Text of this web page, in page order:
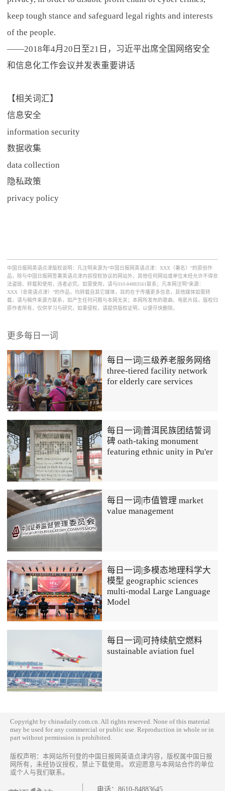
keep tough stance and safeguard legal rights and interests
of the people.
——2018年4月20日至21日，习近平出席全国网络安全
和信息化工作会议并发表重要讲话
【相关词汇】
信息安全
information security
数据收集
data collection
隐私政策
privacy policy
中国日报网英语点津版权说明：凡注明来源为“中国日报网英语点津：XXX（署名）”的原创作
品，除与中国日报网签署英语点津内容授权协议的网站外，其他任何网站或单位未经允许不得非
法盗链、转载和使用，违者必究。如需使用，请与010-84883561联系；凡本网注明“来源：
XXX（非英语点津）”的作品，均转载自其它媒体，目的在于传播更多信息，其他媒体如需转
载，请与稿件来源方联系，如产生任何问题与本网无关；本网所发布的歌曲、电影片段，版权归
原作者所有，仅供学习与研究，如果侵权，请提供版权证明，以便尽快删除。
更多每日一词
每日一词|三级养老服务网络
three-tiered facility network
for elderly care services
每日一词|普洱民族团结誓词
碑 oath-taking monument
featuring ethnic unity in Pu'er
每日一词|市值管理 market
value management
每日一词|多模态地理科学大
模型 geographic sciences
multi-modal Large Language
Model
每日一词|可持续航空燃料
sustainable aviation fuel
Copyright by chinadaily.com.cn. All rights reserved. None of this material
may be used for any commercial or public use. Reproduction in whole or in
part without permission is prohibited.
版权声明：本网站所刊登的中国日报网英语点津内容，版权属中国日报
网所有，未经协议授权，禁止下载使用。 欢迎愿意与本网站合作的单位
或个人与我们联系。
电话： 8610-84883645